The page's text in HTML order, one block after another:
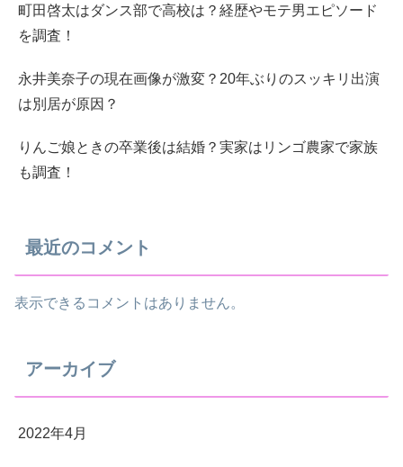
町田啓太はダンス部で高校は？経歴やモテ男エピソード
を調査！
永井美奈子の現在画像が激変？20年ぶりのスッキリ出演
は別居が原因？
りんご娘ときの卒業後は結婚？実家はリンゴ農家で家族
も調査！
最近のコメント
表示できるコメントはありません。
アーカイブ
2022年4月